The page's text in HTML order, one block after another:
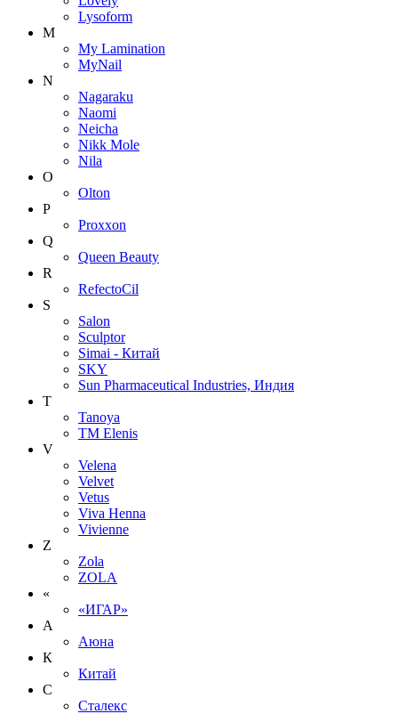
Lysoform
M
My Lamination
MyNail
N
Nagaraku
Naomi
Neicha
Nikk Mole
Nila
O
Olton
P
Proxxon
Q
Queen Beauty
R
RefectoCil
S
Salon
Sculptor
Simai - Китай
SKY
Sun Pharmaceutical Industries, Индия
T
Tanoya
TM Elenis
V
Velena
Velvet
Vetus
Viva Henna
Vivienne
Z
Zola
ZOLA
«
«ИГАР»
А
Аюна
К
Китай
С
Сталекс